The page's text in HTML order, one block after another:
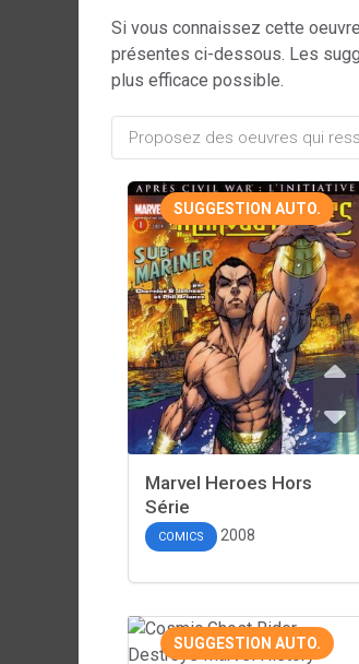
Si vous connaissez cette
présentes ci-dessous. Les
plus efficace possible.
SUGGESTION AUTO.
Marvel Heroes Hors
Série
COMICS 2008
SUGGESTION AUTO.